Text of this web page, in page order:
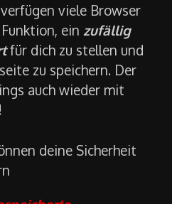
deineAccounts
viele Browser
einzufällig
für dich zu stellen und
zu speichern. Der
auch wieder mit
deine Sicherheit